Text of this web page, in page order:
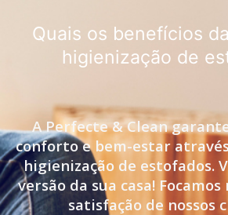
Quais os benefícios
higienização de
A Perfecte & Clean
conforto e bem-estar
higienização de estofados.
versão da sua casa!
satisfação de nossos